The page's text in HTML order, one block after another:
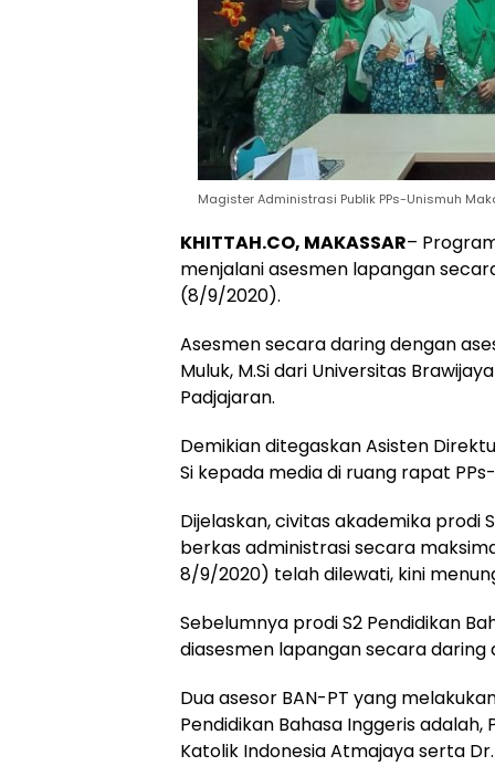
Magister Administrasi Publik PPs-Unismuh
KHITTAH.CO, MAKASSAR–
menjalani asesmen lapangan
(8/9/2020).
Asesmen secara daring dengan
Muluk, M.Si dari Universitas
Padjajaran.
Demikian ditegaskan Asisten
Si kepada media di ruang rapat
Dijelaskan, civitas akademika prodi
berkas administrasi secara
8/9/2020) telah dilewati, kini
Sebelumnya prodi S2 Pendidikan
diasesmen lapangan secara daring
Dua asesor BAN-PT yang
Pendidikan Bahasa Inggeris adalah,
Katolik Indonesia Atmajaya serta